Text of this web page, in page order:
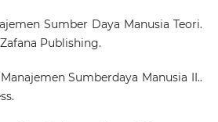
Sumber Daya Manusia Teori.
Publishing.
Sumberdaya Manusia II..